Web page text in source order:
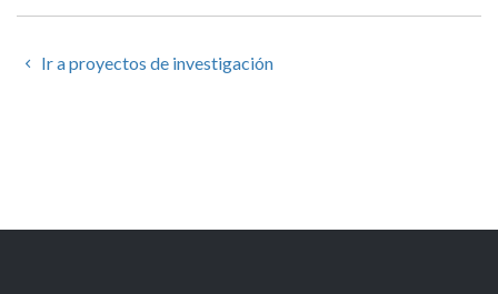
Ir a proyectos de investigación